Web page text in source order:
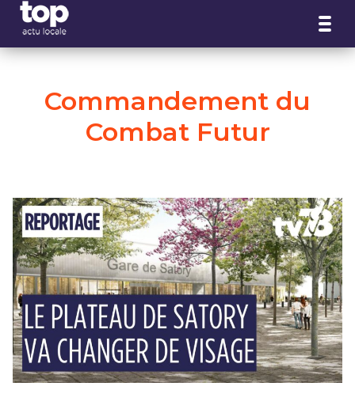
Commandement du
Combat Futur
Panneau de gestion des cookies